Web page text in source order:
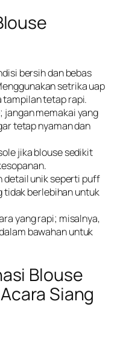
bersih dan bebas
setrika uap
tampilan tetap rapi.
jangan memakai yang
tetap nyaman dan
jika blouse sedikit
detail unik seperti puff
tidak berlebihan untuk
yang rapi; misalnya,
bawahan untuk
Blouse
Siang